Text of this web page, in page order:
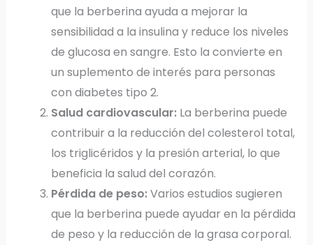
que la berberina ayuda a mejorar la
sensibilidad a la insulina y reduce los niveles
de glucosa en sangre. Esto la convierte en
un suplemento de interés para personas
con diabetes tipo 2.
Salud cardiovascular:La berberina puede
contribuir a la reducción del colesterol total,
los triglicéridos y la presión arterial, lo que
beneficia la salud del corazón.
Pérdida de peso:Varios estudios sugieren
que la berberina puede ayudar en la pérdida
de peso y la reducción de la grasa corporal.